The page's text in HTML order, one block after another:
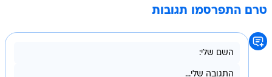
טרם התפרסמו תגובות